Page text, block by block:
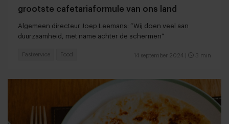
grootste cafetariaformule van ons land
Algemeen directeur Joep Leemans: “Wij doen veel aan
duurzaamheid, met name achter de schermen”
14 september 2024 3 min
Fastservice Food